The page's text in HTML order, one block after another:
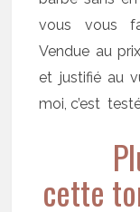
vous vous
Vendue au
et justifié au
moi, c’est
cette